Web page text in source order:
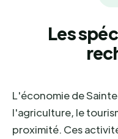
Les
L'économie de
l'agriculture, le
proximité. Ces